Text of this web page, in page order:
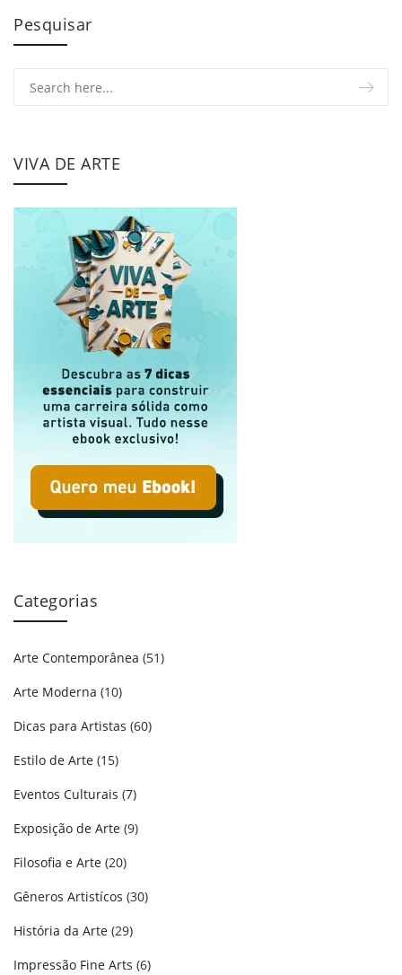
Pesquisar
VIVA DE ARTE
Categorias
Arte Contemporânea (51)
Arte Moderna (10)
Dicas para Artistas (60)
Estilo de Arte (15)
Eventos Culturais (7)
Exposição de Arte (9)
Filosofia e Arte (20)
Gêneros Artistícos (30)
História da Arte (29)
Impressão Fine Arts (6)